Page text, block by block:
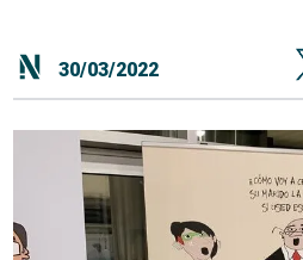
30/03/2022